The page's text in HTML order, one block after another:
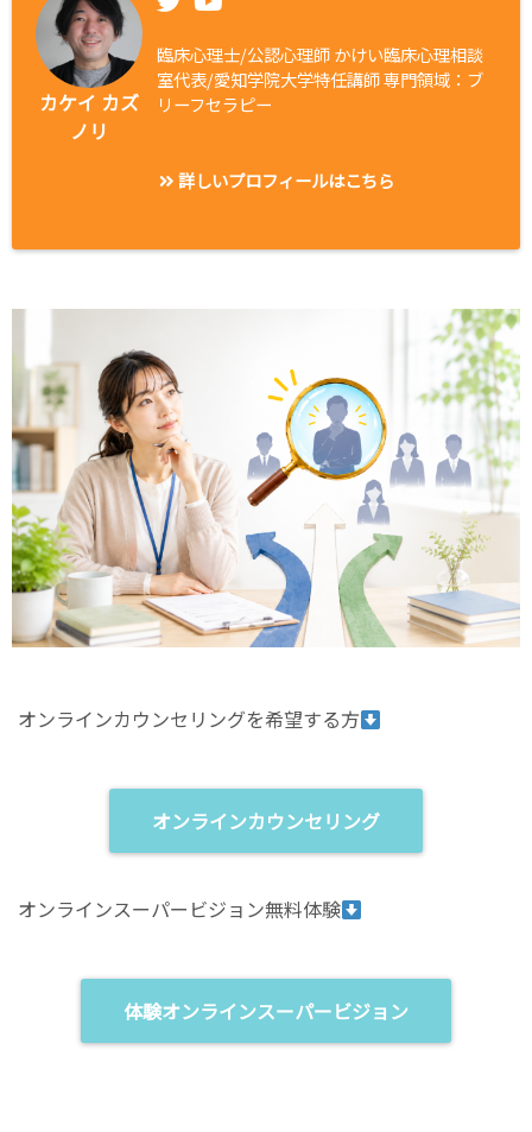
カケイ カズ
ノリ
臨床心理士/公認心理師 かけい臨床心理相談
室代表/愛知学院大学特任講師 専門領域：ブ
リーフセラピー
詳しいプロフィールはこちら
オンラインカウンセリングを希望する方
オンラインカウンセリング
オンラインスーパービジョン無料体験
体験オンラインスーパービジョン